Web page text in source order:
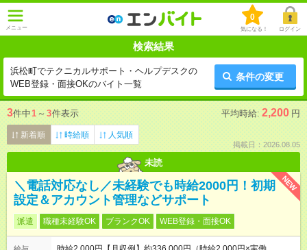
メニュー
0
気になる！ ログイン
検索結果
浜松町でテクニカルサポート・ヘルプデスクの
WEB登録・面接OKのバイト一覧
条件の変更
3件中1 ～ 3件表示 平均時給: 2,200 円
新着順 時給順 人気順
掲載日：2026.08.05
未読
NEW
＼電話対応なし／未経験でも時給2000円！初期
設定＆アカウント管理などサポート
派遣 職種未経験OK ブランクOK WEB登録・面接OK